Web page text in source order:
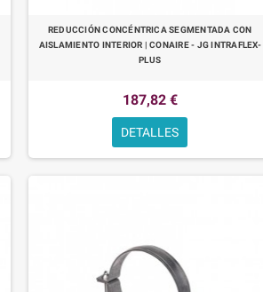
REDUCCIÓN CONCÉNTRICA SEGMENTADA CON
AISLAMIENTO INTERIOR | CONAIRE - JG INTRAFLEX-
PLUS
187,82 €
DETALLES